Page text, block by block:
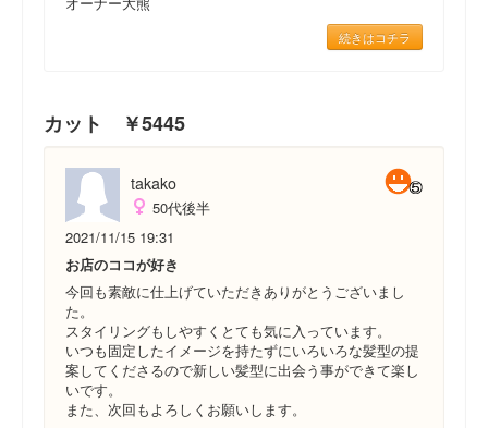
続きはコチラ
カット ￥5445
takako
50代後半
2021/11/15 19:31
お店のココが好き
今回も素敵に仕上げていただきありがとうございまし
た。
スタイリングもしやすくとても気に入っています。
いつも固定したイメージを持たずにいろいろな髪型の提
案してくださるので新しい髪型に出会う事ができて楽し
いです。
また、次回もよろしくお願いします。